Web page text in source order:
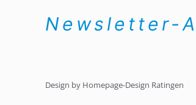
Newsletter-
Design by Homepage-Design Ratingen